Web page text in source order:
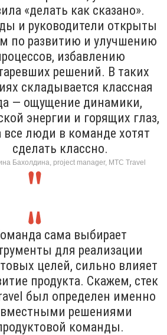
«делать как сказано».
и руководители открыты
по развитию и улучшению
избавлению
решений. В таких
складывается классная
— ощущение динамики,
энергии и горящих глаз,
все люди в команде хотят
сделать классно.
Бахолдина, project manager, МТС Travel
сама выбирает
для реализации
целей, сильно влияет
продукта. Скажем, стек
был определен именно
решениями
команды.